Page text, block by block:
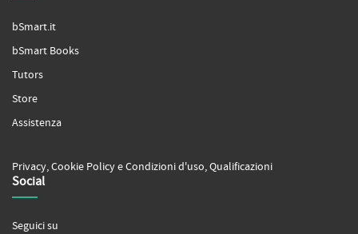
bSmart.it
bSmart Books
Tutors
Store
Assistenza
Privacy,Cookie PolicyeCondizioni d'uso,Qualificazioni
Social
Seguici su